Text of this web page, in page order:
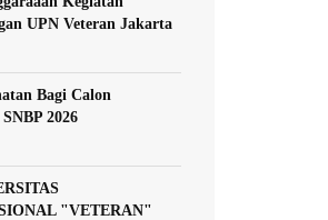
UPN Veteran Jakarta
Bagi Calon
2026
"VETERAN"